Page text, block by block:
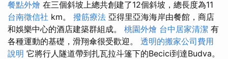
餐點外燴 在三個斜坡上總共創建了12個斜坡，總長度為11
台南徵信社 km。 撥筋療法 亞得里亞海海岸由餐館，商店
和娛樂中心的酒店建築群組成。 桃園外燴 台中居家清潔 有
各種運動的基礎，滑翔傘很受歡迎。 透明的搬家公司費用
說明 它將行人隧道帶到扎瓦拉斗篷下的Becici到達Budva。